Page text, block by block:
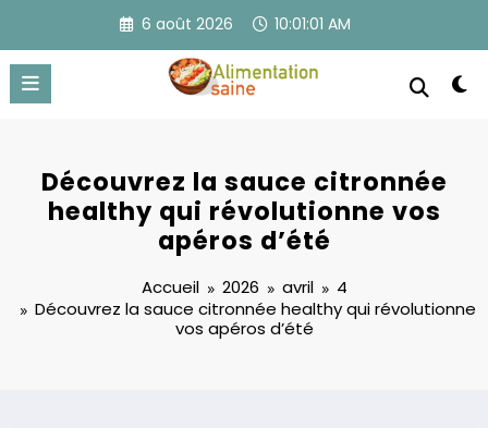
contenu
6 août 2026 10:01:02 AM
Découvrez la sauce citronnée
healthy qui révolutionne vos
apéros d’été
Accueil 2026 avril
4
Découvrez la sauce citronnée healthy qui révolutionne
vos apéros d’été